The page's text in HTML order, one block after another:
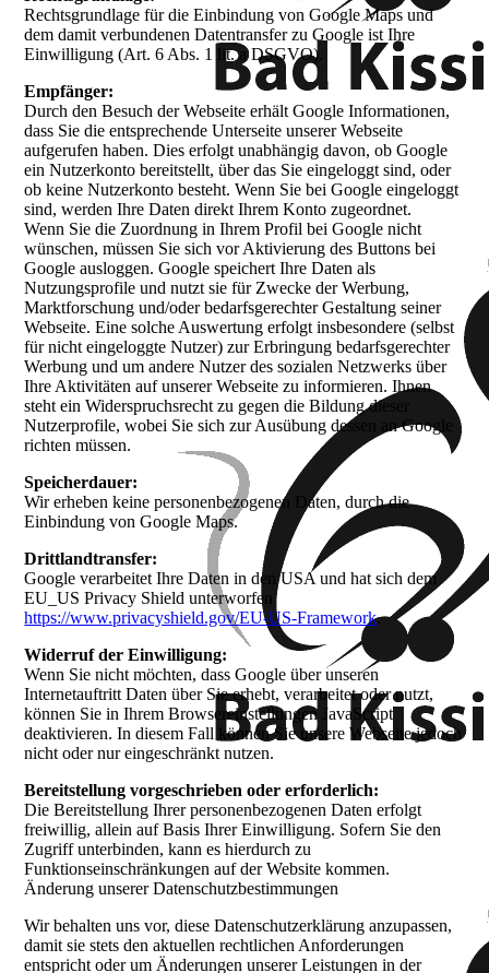
Rechtsgrundlage für die Einbindung von Google Maps und
dem damit verbundenen Datentransfer zu Google ist Ihre
Einwilligung (Art. 6 Abs. 1 lit. a DSGVO).
Empfänger:
Durch den Besuch der Webseite erhält Google Informationen,
dass Sie die entsprechende Unterseite unserer Webseite
aufgerufen haben. Dies erfolgt unabhängig davon, ob Google
ein Nutzerkonto bereitstellt, über das Sie eingeloggt sind, oder
ob keine Nutzerkonto besteht. Wenn Sie bei Google eingeloggt
sind, werden Ihre Daten direkt Ihrem Konto zugeordnet.
Wenn Sie die Zuordnung in Ihrem Profil bei Google nicht
wünschen, müssen Sie sich vor Aktivierung des Buttons bei
Google ausloggen. Google speichert Ihre Daten als
Nutzungsprofile und nutzt sie für Zwecke der Werbung,
Marktforschung und/oder bedarfsgerechter Gestaltung seiner
Webseite. Eine solche Auswertung erfolgt insbesondere (selbst
für nicht eingeloggte Nutzer) zur Erbringung bedarfsgerechter
Werbung und um andere Nutzer des sozialen Netzwerks über
Ihre Aktivitäten auf unserer Webseite zu informieren. Ihnen
steht ein Widerspruchsrecht zu gegen die Bildung dieser
Nutzerprofile, wobei Sie sich zur Ausübung dessen an Google
richten müssen.
Speicherdauer:
Wir erheben keine personenbezogenen Daten, durch die
Einbindung von Google Maps.
Drittlandtransfer:
Google verarbeitet Ihre Daten in den USA und hat sich dem
EU_US Privacy Shield unterworfen
https://www.privacyshield.gov/EU-US-Framework.
Widerruf der Einwilligung:
Wenn Sie nicht möchten, dass Google über unseren
Internetauftritt Daten über Sie erhebt, verarbeitet oder nutzt,
können Sie in Ihrem Browsereinstellungen JavaScript
deaktivieren. In diesem Fall können Sie unsere Webseite jedoch
nicht oder nur eingeschränkt nutzen.
Bereitstellung vorgeschrieben oder erforderlich:
Die Bereitstellung Ihrer personenbezogenen Daten erfolgt
freiwillig, allein auf Basis Ihrer Einwilligung. Sofern Sie den
Zugriff unterbinden, kann es hierdurch zu
Funktionseinschränkungen auf der Website kommen.
Änderung unserer Datenschutzbestimmungen
Wir behalten uns vor, diese Datenschutzerklärung anzupassen,
damit sie stets den aktuellen rechtlichen Anforderungen
entspricht oder um Änderungen unserer Leistungen in der